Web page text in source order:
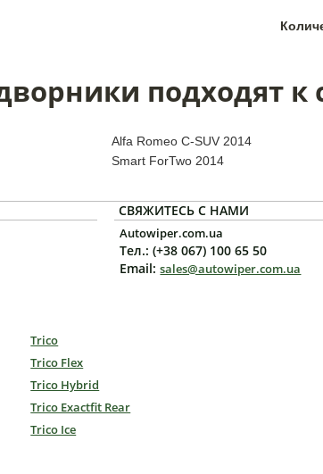
подходят
Alfa Romeo C-SUV 2014
Smart ForTwo 2014
СВЯЖИТЕСЬ С НАМИ
Autowiper.com.ua
Тел.: (+38 067) 100 65 50
Email:sales@autowiper.com.ua
Trico
Trico Flex
Trico Hybrid
Trico Exactfit Rear
Trico Ice